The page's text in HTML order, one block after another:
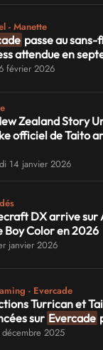
- Manette
passe au
attendue en
février 2026
Zealand Story
officiel de Taito
14 janvier 2026
DX arrive sur
Boy Color en 2026
janvier 2026
- Evercade
Turrican et
sur Evercade
décembre 2025